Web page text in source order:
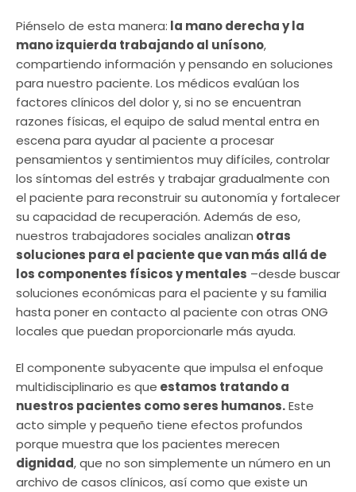
Piénselo de esta manera: la mano derecha y la
mano izquierda trabajando al unísono,
compartiendo información y pensando en soluciones
para nuestro paciente. Los médicos evalúan los
factores clínicos del dolor y, si no se encuentran
razones físicas, el equipo de salud mental entra en
escena para ayudar al paciente a procesar
pensamientos y sentimientos muy difíciles, controlar
los síntomas del estrés y trabajar gradualmente con
el paciente para reconstruir su autonomía y fortalecer
su capacidad de recuperación. Además de eso,
nuestros trabajadores sociales analizan otras
soluciones para el paciente que van más allá de
los componentes físicos y mentales –desde buscar
soluciones económicas para el paciente y su familia
hasta poner en contacto al paciente con otras ONG
locales que puedan proporcionarle más ayuda.
El componente subyacente que impulsa el enfoque
multidisciplinario es que estamos tratando a
nuestros pacientes como seres humanos.Este
acto simple y pequeño tiene efectos profundos
porque muestra que los pacientes merecen
dignidad, que no son simplemente un número en un
archivo de casos clínicos, así como que existe un